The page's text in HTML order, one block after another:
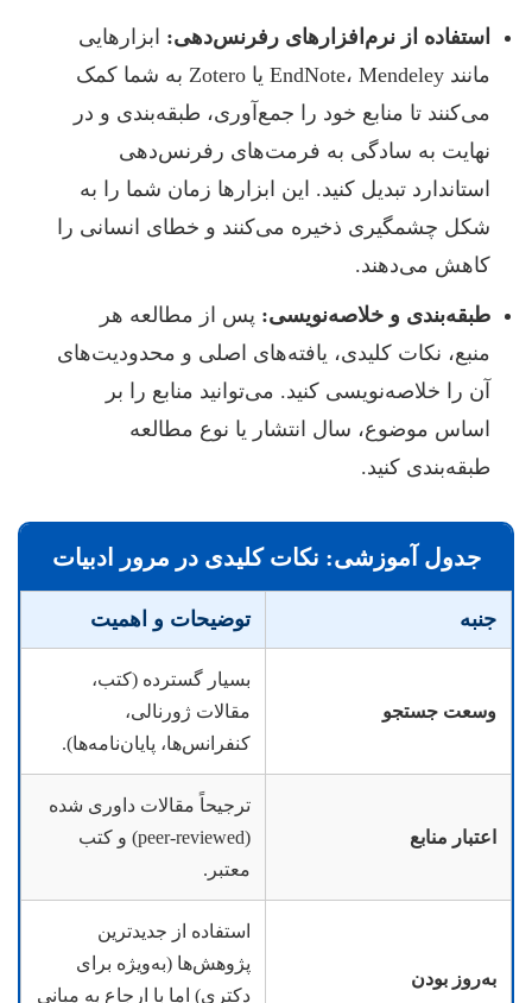
استفاده از نرم‌افزارهای رفرنس‌دهی: ابزارهایی
مانند EndNote، Mendeley یا Zotero به شما کمک
می‌کنند تا منابع خود را جمع‌آوری، طبقه‌بندی و در
نهایت به سادگی به فرمت‌های رفرنس‌دهی
استاندارد تبدیل کنید. این ابزارها زمان شما را به
شکل چشمگیری ذخیره می‌کنند و خطای انسانی را
کاهش می‌دهند.
طبقه‌بندی و خلاصه‌نویسی: پس از مطالعه هر
منبع، نکات کلیدی، یافته‌های اصلی و محدودیت‌های
آن را خلاصه‌نویسی کنید. می‌توانید منابع را بر
اساس موضوع، سال انتشار یا نوع مطالعه
طبقه‌بندی کنید.
جدول آموزشی: نکات کلیدی در مرور ادبیات
جنبه توضیحات و اهمیت
وسعت جستجو
بسیار گسترده (کتب،
مقالات ژورنالی،
کنفرانس‌ها، پایان‌نامه‌ها).
اعتبار منابع
ترجیحاً مقالات داوری شده
(peer-reviewed) و کتب
معتبر.
به‌روز بودن
استفاده از جدیدترین
پژوهش‌ها (به‌ویژه برای
دکتری) اما با ارجاع به مبانی